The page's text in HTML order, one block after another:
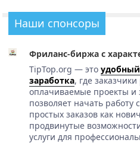
Наши спонсоры
Фриланс-биржа с
TipTop.org — это
заработка, где
оплачиваемые проекты и
позволяет начать работу
простых заказов как
продвинутые
услуги для